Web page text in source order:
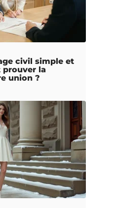
civil simple et
prouver la
union ?